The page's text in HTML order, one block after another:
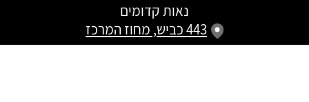
נאות קדומים
443 כביש, מחוז המרכז